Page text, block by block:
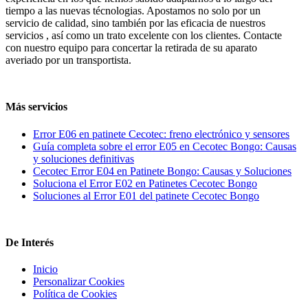
tiempo a las nuevas técnologias. Apostamos no solo por un
servicio de calidad, sino también por las eficacia de nuestros
servicios , así como un trato excelente con los clientes. Contacte
con nuestro equipo para concertar la retirada de su aparato
averiado por un transportista.
Más servicios
Error E06 en patinete Cecotec: freno electrónico y sensores
Guía completa sobre el error E05 en Cecotec Bongo: Causas
y soluciones definitivas
Cecotec Error E04 en Patinete Bongo: Causas y Soluciones
Soluciona el Error E02 en Patinetes Cecotec Bongo
Soluciones al Error E01 del patinete Cecotec Bongo
De Interés
Inicio
Personalizar Cookies
Política de Cookies